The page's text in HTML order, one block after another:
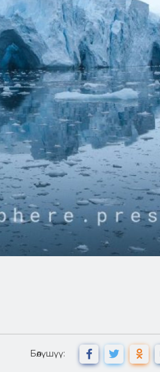
Бөлүшүү: